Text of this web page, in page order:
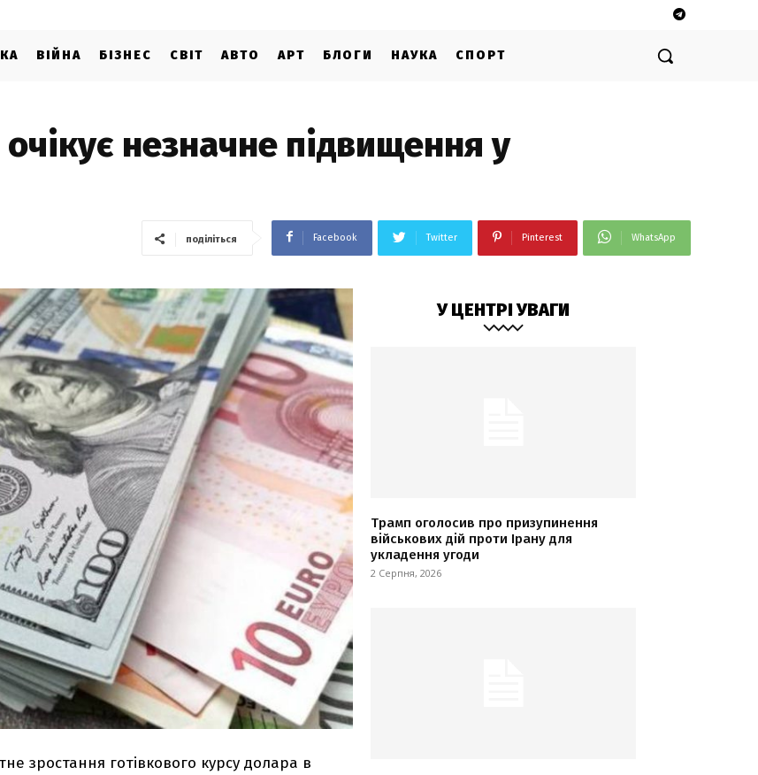
ВІЙНА БІЗНЕС СВІТ АВТО АРТ БЛОГИ НАУКА СПОРТ
незначне підвищення у
поділіться Facebook Twitter Pinterest WhatsApp
зростання готівкового курсу долара в
У ЦЕНТРІ УВАГИ
Трамп оголосив про призупинення
військових дій проти Ірану для
укладення угоди
2 Серпня, 2026